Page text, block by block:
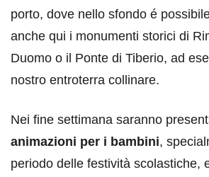
porto, dove nello sfondo é
anche qui i monumenti storici di
Duomo o il Ponte di Tiberio, ad
nostro entroterra collinare.
Nei fine settimana saranno
animazioni per i bambini,
periodo delle festività scolastiche,